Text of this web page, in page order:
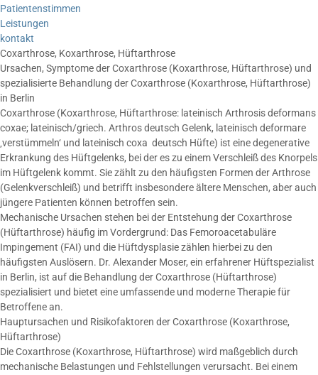
Patientenstimmen
Leistungen
kontakt
Coxarthrose, Koxarthrose, Hüftarthrose
Ursachen, Symptome der Coxarthrose (Koxarthrose, Hüftarthrose) und
spezialisierte Behandlung der Coxarthrose (Koxarthrose, Hüftarthrose)
in Berlin
Coxarthrose (Koxarthrose, Hüftarthrose: lateinisch Arthrosis deformans
coxae; lateinisch/griech. Arthros deutsch Gelenk, lateinisch deformare
‚verstümmeln‘ und lateinisch coxa deutsch Hüfte) ist eine degenerative
Erkrankung des Hüftgelenks, bei der es zu einem Verschleiß des Knorpels
im Hüftgelenk kommt. Sie zählt zu den häufigsten Formen der Arthrose
(Gelenkverschleiß) und betrifft insbesondere ältere Menschen, aber auch
jüngere Patienten können betroffen sein.
Mechanische Ursachen stehen bei der Entstehung der Coxarthrose
(Hüftarthrose) häufig im Vordergrund: Das Femoroacetabuläre
Impingement (FAI) und die Hüftdysplasie zählen hierbei zu den
häufigsten Auslösern. Dr. Alexander Moser, ein erfahrener Hüftspezialist
in Berlin, ist auf die Behandlung der Coxarthrose (Hüftarthrose)
spezialisiert und bietet eine umfassende und moderne Therapie für
Betroffene an.
Hauptursachen und Risikofaktoren der Coxarthrose (Koxarthrose,
Hüftarthrose)
Die Coxarthrose (Koxarthrose, Hüftarthrose) wird maßgeblich durch
mechanische Belastungen und Fehlstellungen verursacht. Bei einem